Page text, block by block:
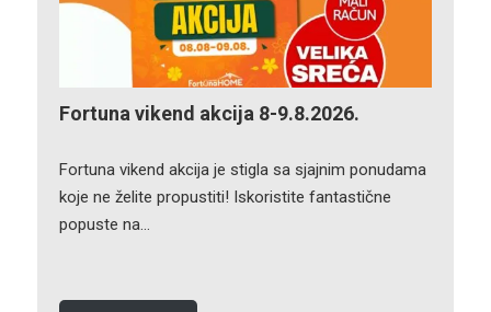
Fortuna vikend akcija 8-9.8.2026.
Fortuna vikend akcija je stigla sa sjajnim ponudama
koje ne želite propustiti! Iskoristite fantastične
popuste na…